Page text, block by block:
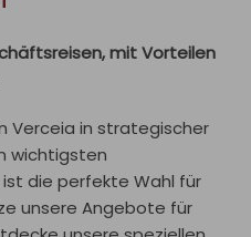
mit Vorteilen
Verceia in strategischer
wichtigsten
die perfekte Wahl für
unsere Angebote für